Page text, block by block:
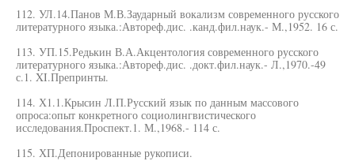
112. УЛ.14.Панов М.В.Заударный вокализм современного русского
литературного языка.:Автореф.дис. .канд.фил.наук.- М.,1952. 16 с.
113. УП.15.Редькин В.А.Акцентология современного русского
литературного языка.:Автореф.дис. .докт.фил.наук.- Л.,1970.-49
с.1. XI.Препринты.
114. Х1.1.Крысин Л.П.Русский язык по данным массового
опроса:опыт конкретного социолингвистического
исследования.Проспект.1. М.,1968.- 114 с.
115. ХП.Депонированные рукописи.